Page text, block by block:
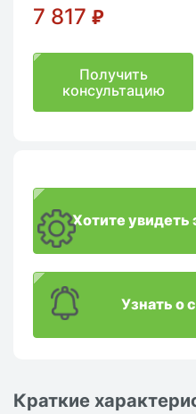
Краткие
7 817 ₽
Получить
консультацию
Хотите увидеть
Узнать о